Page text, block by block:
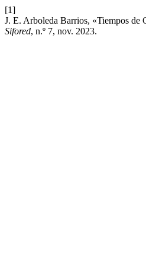
[1]
J. E. Arboleda Barrios, «Tiempos de
Sifored, n.º 7, nov. 2023.